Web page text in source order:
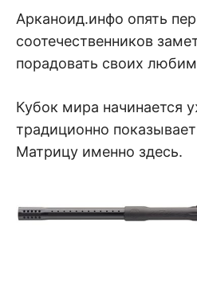
Арканоид.инфо опять
соотечественников
порадовать своих
Кубок мира начинается
традиционно
Матрицу именно здесь.